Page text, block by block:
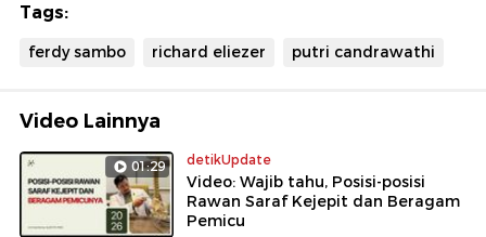
Tags:
ferdy sambo richard eliezer putri candrawathi
Video Lainnya
01:29 detikUpdate
Video: Wajib tahu, Posisi-posisi
Rawan Saraf Kejepit dan Beragam
Pemicu